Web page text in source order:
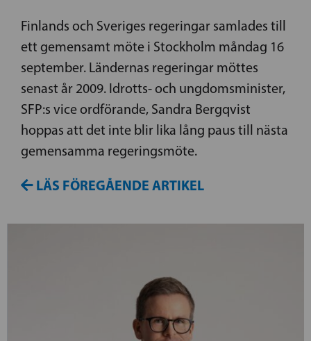
Finlands och Sveriges regeringar samlades till
ett gemensamt möte i Stockholm måndag 16
september. Ländernas regeringar möttes
senast år 2009. Idrotts- och ungdomsminister,
SFP:s vice ordförande, Sandra Bergqvist
hoppas att det inte blir lika lång paus till nästa
gemensamma regeringsmöte.
LÄS FÖREGÅENDE ARTIKEL